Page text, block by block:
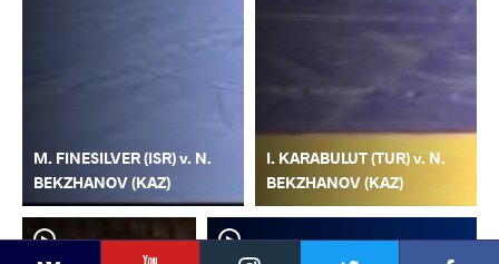
YouTubeInstagram
M. FINESILVER (ISR) v. N.
BEKZHANOV (KAZ)
I. KARABULUT (TUR) v. N.
BEKZHANOV (KAZ)